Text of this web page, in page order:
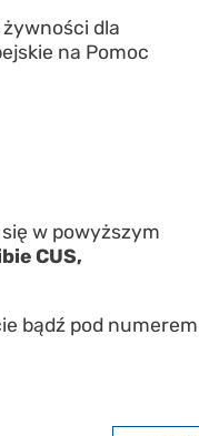
dla
na Pomoc
w powyższym
CUS,
bądź pod numerem